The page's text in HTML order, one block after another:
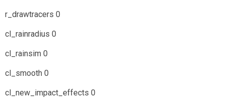
r_drawtracers 0
cl_rainradius 0
cl_rainsim 0
cl_smooth 0
cl_new_impact_effects 0